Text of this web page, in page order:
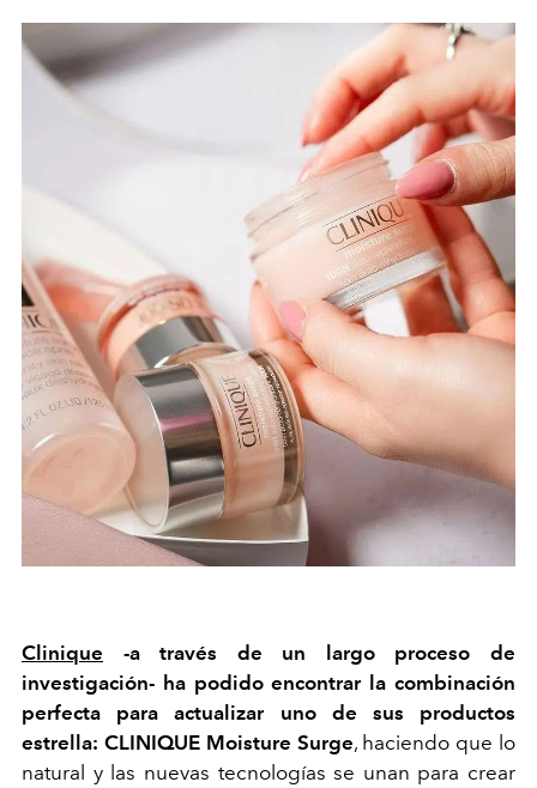
Clinique -a través de un largo proceso de
investigación- ha podido encontrar la combinación
perfecta para actualizar uno de sus productos
estrella: CLINIQUE Moisture Surge, haciendo que lo
natural y las nuevas tecnologías se unan para crear